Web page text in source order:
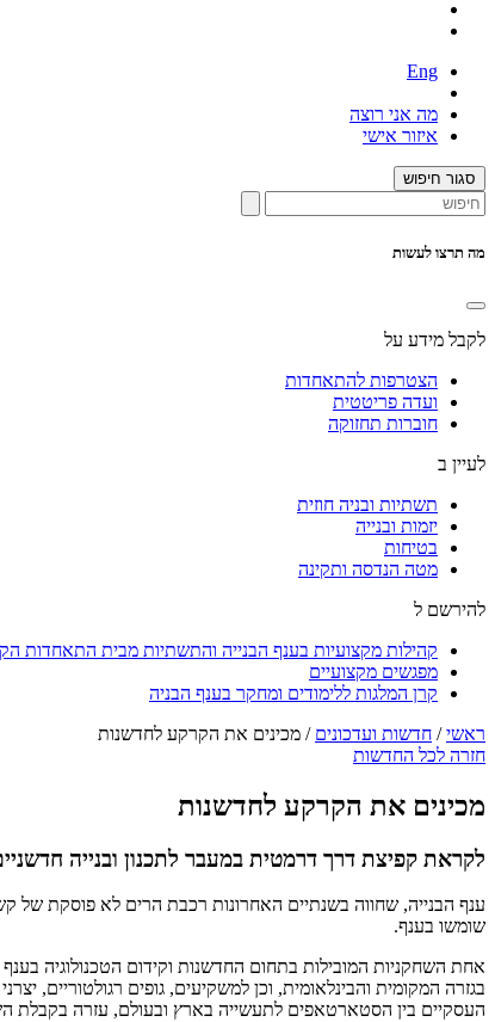
Eng
מה אני רוצה
איזור אישי
סגור חיפוש
מה תרצו לעשות
לקבל מידע על
הצטרפות להתאחדות
ועדה פריטטית
חוברות תחזוקה
לעיין ב
תשתיות ובניה חוזית
יזמות ובנייה
בטיחות
מטה הנדסה ותקינה
להירשם ל
קהילות מקצועיות בענף הבנייה והתשתיות מבית התאחדות
מפגשים מקצועיים
קרן המלגות ללימודים ומחקר בענף הבניה
ראשי/ חדשות ועדכונים / מכינים את הקרקע לחדשנות
חזרה לכל החדשות
מכינים את הקרקע לחדשנות
לקראת קפיצת דרך דרמטית במעבר לתכנון ובנייה
ענף הבנייה, שחווה בשנתיים האחרונות רכבת הרים לא פוסקת של
שומשו בענף.
בגזרה המקומית והבינלאומית, וכן למשקיעים, גופים רגולטוריים,
העסקיים בין הסטארטאפים לתעשייה בארץ ובעולם, עזרה בקבלת